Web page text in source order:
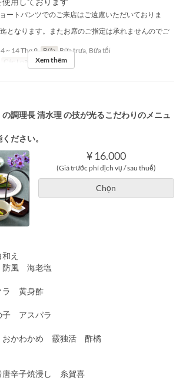
ートパンツでのご来店はご遠慮いただいておりま
となります。またお席のご指定は承れませんのでご
~ 14 Thg 9 Bữa Bữa trưa, Bữa tối
Các Loại Ghế Table
Xem thêm
調理長 清水理 の技が光るこだわりのメニュ
ださい。
¥ 16.000
(Giá trước phí dịch vụ / sau thuế)
Chọn
え
防風 海老塩
ラ 黄身酢
子 アスパラ
かわかめ 霰独活 酢橘
辛子焼浸し 糸賀喜